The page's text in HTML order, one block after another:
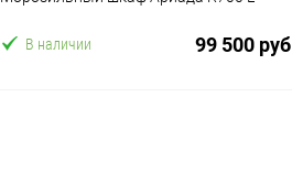
В наличии 99 500 руб